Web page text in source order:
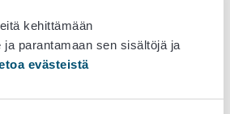
kehittämään
parantamaan sen sisältöjä ja
evästeistä
tuottavuus kannattaa maksimoida.
kannattaa kustannussäästöjen
tulevaan satoon.
ja tuhoojistatäältä